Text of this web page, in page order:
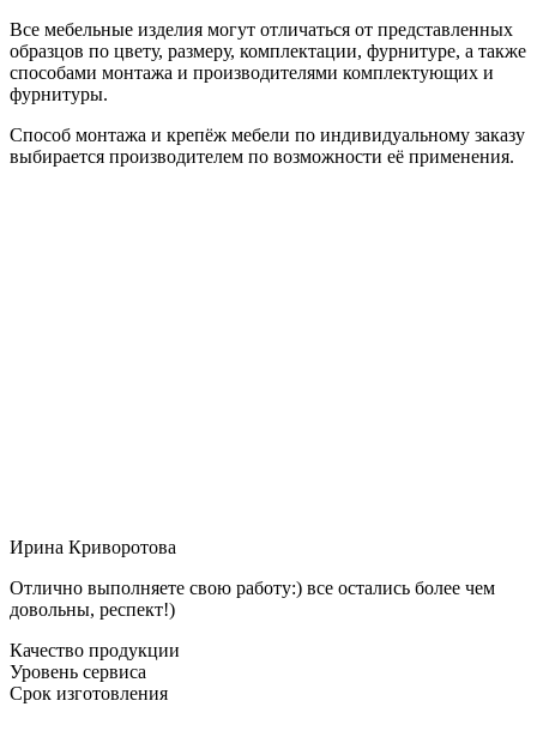
Все мебельные изделия могут отличаться от представленных
образцов по цвету, размеру, комплектации, фурнитуре, а также
способами монтажа и производителями комплектующих и
фурнитуры.
Способ монтажа и крепёж мебели по индивидуальному заказу
выбирается производителем по возможности её применения.
Ирина Криворотова
Отлично выполняете свою работу:) все остались более чем
довольны, респект!)
Качество продукции
Уровень сервиса
Срок изготовления